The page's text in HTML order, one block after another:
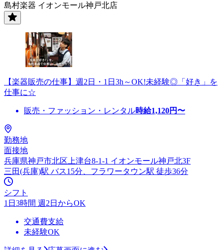
島村楽器 イオンモール神戸北店
【楽器販売の仕事】週2日・1日3h～OK!未経験◎「好き」を
仕事に☆
販売・ファッション・レンタル時給1,120円〜
勤務地
面接地
兵庫県神戸市北区上津台8-1-1 イオンモール神戸北3F
三田(兵庫)駅 バス15分、フラワータウン駅 徒歩36分
シフト
1日3時間 週2日からOK
交通費支給
未経験OK